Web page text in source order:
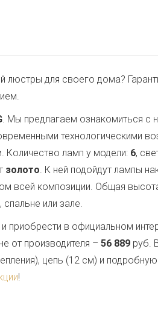
люстры для своего дома?
. Мы предлагаем ознакомиться с
технологическими
Количество ламп у модели: 6,
золото. К ней подойдут лампы
всей композиции. Общая
или зале.
приобрести в официальном
от производителя – 56 889 руб.
цепь (12 см) и
!